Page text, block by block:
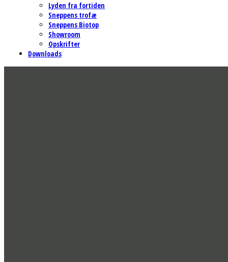
Lyden fra fortiden
Sneppens trofæ
Sneppens Biotop
Showroom
Opskrifter
Downloads